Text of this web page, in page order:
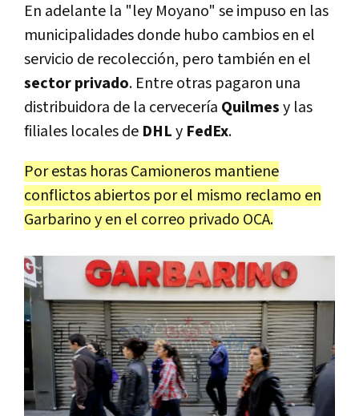
En adelante la "ley Moyano" se impuso en las
municipalidades donde hubo cambios en el
servicio de recolección, pero también en el
sector privado. Entre otras pagaron una
distribuidora de la cervecería Quilmesy las
filiales locales de DHLy FedEx.
Por estas horas Camioneros mantiene
conflictos abiertos por el mismo reclamo en
Garbarino y en el correo privado OCA.